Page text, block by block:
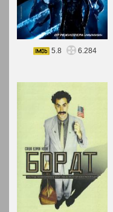
5.8
6.284